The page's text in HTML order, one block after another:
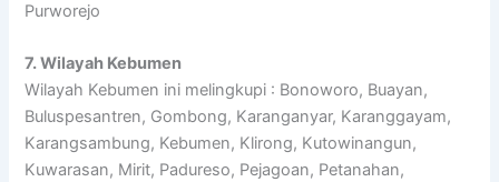
Purworejo
7. Wilayah Kebumen
Wilayah Kebumen ini melingkupi : Bonoworo, Buayan,
Buluspesantren, Gombong, Karanganyar, Karanggayam,
Karangsambung, Kebumen, Klirong, Kutowinangun,
Kuwarasan, Mirit, Padureso, Pejagoan, Petanahan,